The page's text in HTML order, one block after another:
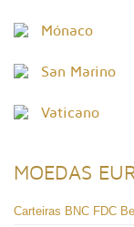
Mónaco
San Marino
Vaticano
MOEDAS
Carteiras BNC FDC